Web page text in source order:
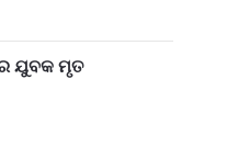
ଯୁବକ ମୃତ